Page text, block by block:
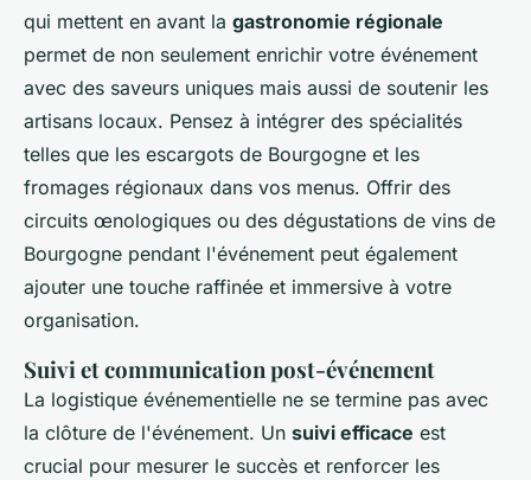
qui mettent en avant la gastronomie régionale
permet de non seulement enrichir votre événement
avec des saveurs uniques mais aussi de soutenir les
artisans locaux. Pensez à intégrer des spécialités
telles que les escargots de Bourgogne et les
fromages régionaux dans vos menus. Offrir des
circuits œnologiques ou des dégustations de vins de
Bourgogne pendant l'événement peut également
ajouter une touche raffinée et immersive à votre
organisation.
Suivi et communication post-événement
La logistique événementielle ne se termine pas avec
la clôture de l'événement. Un suivi efficace est
crucial pour mesurer le succès et renforcer les